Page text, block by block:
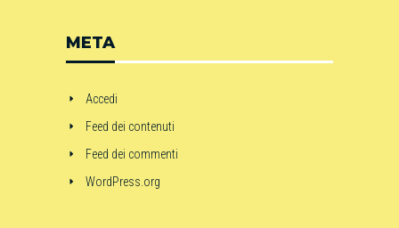
META
Accedi
Feed dei contenuti
Feed dei commenti
WordPress.org